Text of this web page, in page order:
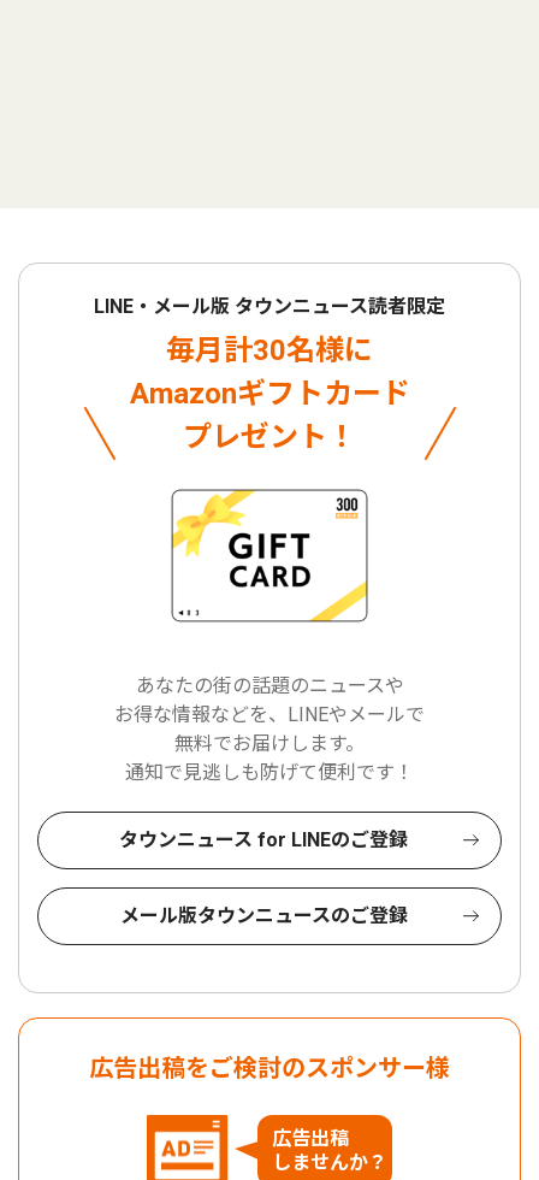
LINE・メール版 タウンニュース読者限定
毎月計30名様に
Amazonギフトカード
プレゼント！
あなたの街の話題のニュースや
お得な情報などを、LINEやメールで
無料でお届けします。
通知で見逃しも防げて便利です！
タウンニュース for LINEのご登録
メール版タウンニュースのご登録
広告出稿をご検討のスポンサー様
広告出稿
しませんか？